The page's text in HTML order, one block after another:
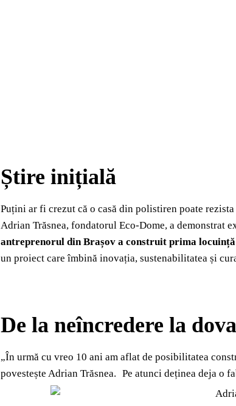
Știre inițială
Puțini ar fi crezut că o casă din polistiren poate
Adrian Trăsnea, fondatorul Eco-Dome, a demonstrat
antreprenorul din Brașov a construit prima
un proiect care îmbină inovația, sustenabilitatea și
De la neîncredere la
„În urmă cu vreo 10 ani am aflat de posibilitatea
povestește Adrian Trăsnea. Pe atunci deținea deja